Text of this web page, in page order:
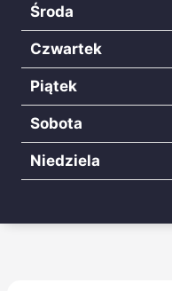
Środa
Czwartek
Piątek
Sobota
Niedziela